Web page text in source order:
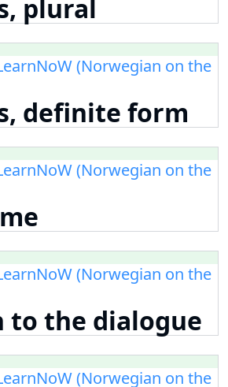
plural
(Norwegian on the
definite form
(Norwegian on the
(Norwegian on the
to the dialogue
(Norwegian on the